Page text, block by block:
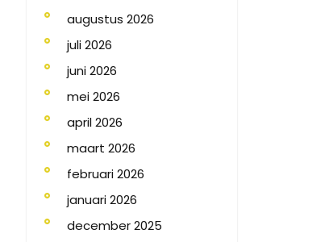
augustus 2026
juli 2026
juni 2026
mei 2026
april 2026
maart 2026
februari 2026
januari 2026
december 2025